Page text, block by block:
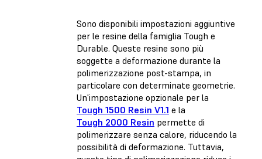
Sono disponibili impostazioni aggiuntive
per le resine della famiglia Tough e
Durable. Queste resine sono più
soggette a deformazione durante la
polimerizzazione post-stampa, in
particolare con determinate geometrie.
Un'impostazione opzionale per la
Tough 1500 Resin V1.1 e la
Tough 2000 Resin permette di
polimerizzare senza calore, riducendo la
possibilità di deformazione. Tuttavia,